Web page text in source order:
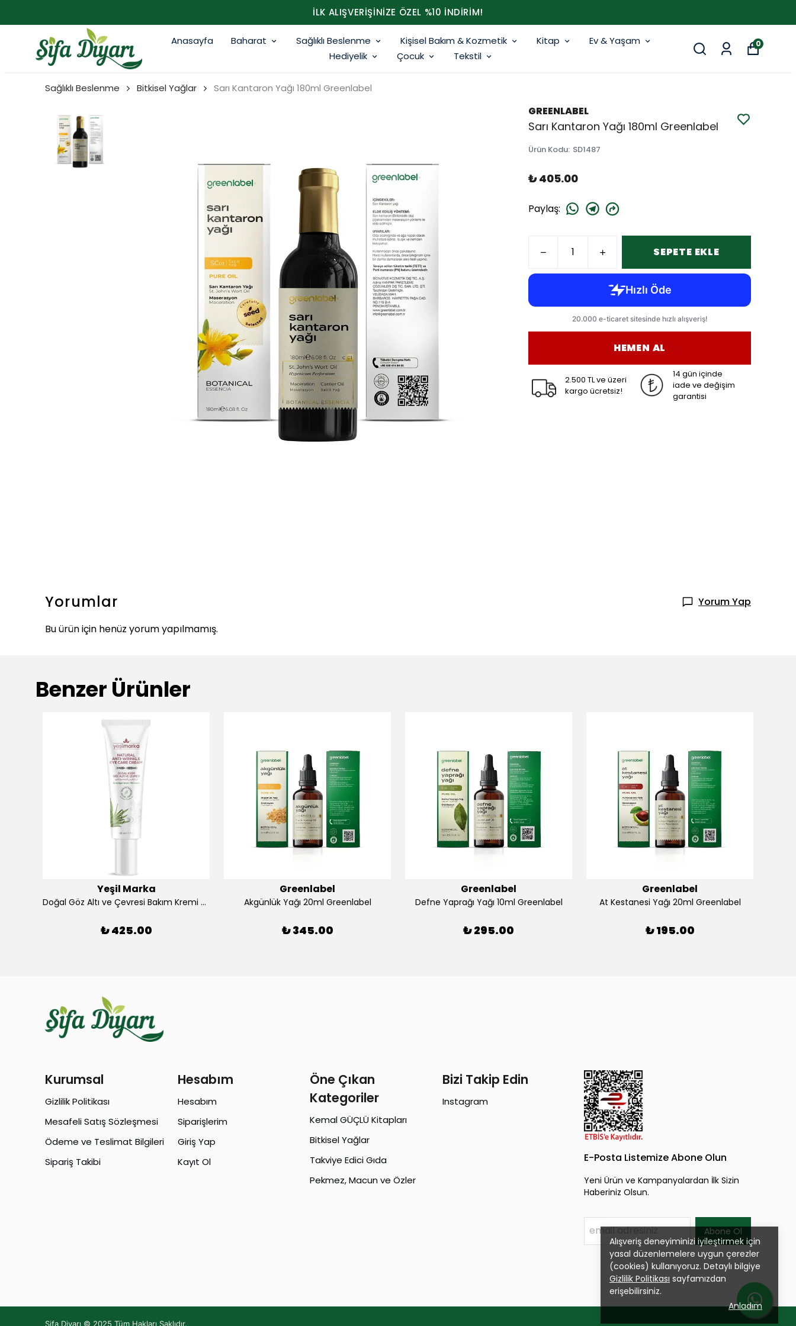
İLK ALIŞVERİŞİNİZE ÖZEL %10 İNDİRİM!
Anasayfa Baharat Sağlıklı Beslenme Kişisel Bakım & Kozmetik Kitap
Ev & Yaşam
Hediyelik
Çocuk Tekstil
0
Alışveriş deneyiminizi iyileştirmek için
yasal düzenlemelere uygun çerezler
(cookies) kullanıyoruz. Detaylı bilgiye
Gizlilik Politikası sayfamızdan
erişebilirsiniz.
Anladım
Sağlıklı Beslenme Bitkisel Yağlar Sarı Kantaron Yağı 180ml Greenlabel
GREENLABEL
Sarı Kantaron Yağı 180ml Greenlabel
Ürün Kodu: SD1487
₺ 405.00
Paylaş:
SEPETE EKLE
HEMEN AL
2.500 TL ve üzeri
kargo ücretsiz!
14 gün içinde
iade ve değişim
garantisi
Yorumlar
Yorum Yap
Bu ürün için henüz yorum yapılmamış.
Benzer Ürünler
Yeşil Marka
Doğal Göz Altı ve Çevresi Bakım Kremi 30ml Yeşil Marka
₺ 425.00
Greenlabel
Akgünlük Yağı 20ml Greenlabel
₺ 345.00
Greenlabel
Defne Yaprağı Yağı 10ml Greenlabel
₺ 295.00
Greenlabel
At Kestanesi Yağı 20ml Greenlabel
₺ 195.00
Kurumsal
Gizlilik Politikası
Mesafeli Satış Sözleşmesi
Ödeme ve Teslimat Bilgileri
Sipariş Takibi
Hesabım
Hesabım
Siparişlerim
Giriş Yap
Kayıt Ol
Öne Çıkan
Kategoriler
Kemal GÜÇLÜ Kitapları
Bitkisel Yağlar
Takviye Edici Gıda
Pekmez, Macun ve Özler
Bizi Takip Edin
Instagram
E-Posta Listemize Abone Olun
Yeni Ürün ve Kampanyalardan İlk Sizin
Haberiniz Olsun.
Abone Ol
Şifa Diyarı © 2025 Tüm Hakları Saklıdır.